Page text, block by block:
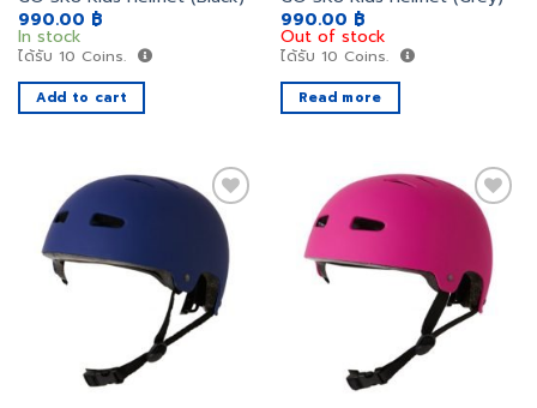
990.00 ฿
In stock
ได้รับ 10 Coins.
Add to cart
990.00 ฿
Out of stock
ได้รับ 10 Coins.
Read more
เพิ่ม
สิ่งที่
อยาก
ได้
เพิ่ม
สิ่งที่
อยาก
ได้